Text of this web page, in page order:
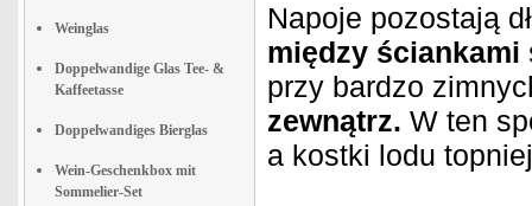
Weinglas
Doppelwandige Glas Tee- &
Kaffeetasse
Doppelwandiges Bierglas
Wein-Geschenkbox mit
Sommelier-Set
Napoje pozostają
między ściankami
przy bardzo
zewnątrz. W ten
a kostki lodu